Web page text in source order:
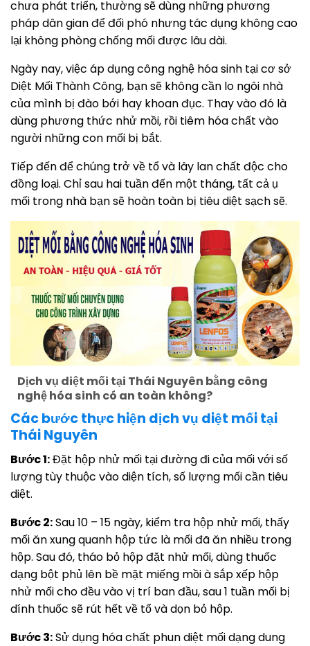
chưa phát triển, thường sẽ dùng những phương
pháp dân gian để đối phó nhưng tác dụng không cao
lại không phòng chống mối được lâu dài.
Ngày nay, việc áp dụng công nghệ hóa sinh tại cơ sở
Diệt Mối Thành Công, bạn sẽ không cần lo ngôi nhà
của mình bị đào bới hay khoan đục. Thay vào đó là
dùng phương thức nhử mồi, rồi tiêm hóa chất vào
người những con mối bị bắt.
Tiếp đến để chúng trở về tổ và lây lan chất độc cho
đồng loại. Chỉ sau hai tuần đến một tháng, tất cả ụ
mối trong nhà bạn sẽ hoàn toàn bị tiêu diệt sạch sẽ.
Dịch vụ diệt mối tại Thái Nguyên bằng công
nghệ hóa sinh có an toàn không?
Các bước thực hiện dịch vụ diệt mối tại
Thái Nguyên
Bước 1:Đặt hộp nhử mối tại đường đi của mối với số
lượng tùy thuộc vào diện tích, số lượng mối cần tiêu
diệt.
Bước 2:Sau 10 – 15 ngày, kiểm tra hộp nhử mối, thấy
mối ăn xung quanh hộp tức là mối đã ăn nhiều trong
hộp. Sau đó, tháo bỏ hộp đặt nhử mối, dùng thuốc
dạng bột phủ lên bề mặt miếng mồi à sắp xếp hộp
nhử mối cho đều vào vị trí ban đầu, sau 1 tuần mối bị
dính thuốc sẽ rút hết về tổ và dọn bỏ hộp.
Bước 3:Sử dụng hóa chất phun diệt mối dạng dung